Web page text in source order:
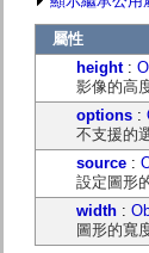
屬性
height:
影像的高
options :
不支援的
source :
設定圖形
width :
圖形的寬